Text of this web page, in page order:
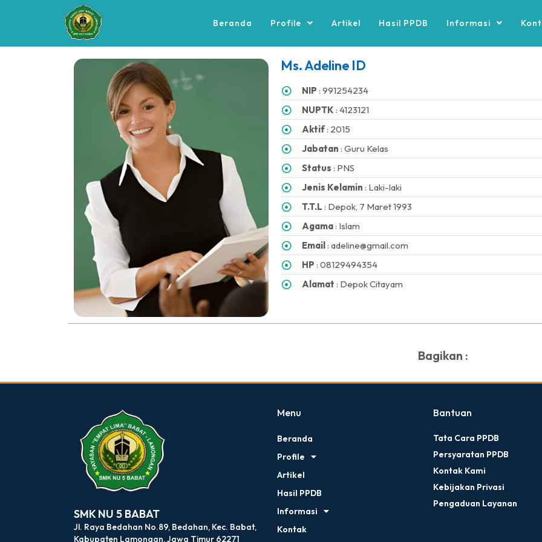
Beranda Profile Artikel Hasil PPDB Informasi
Ms. Adeline ID
NIP : 991254234
NUPTK : 4123121
Aktif: 2015
Jabatan : Guru Kelas
Status : PNS
Jenis Kelamin : Laki-laki
T.T.L : Depok, 7 Maret 1993
Agama: Islam
Email: adeline@gmail.com
HP : 08129494354
Alamat : Depok Citayam
Bagikan :
SMK NU 5 BABAT
Jl. Raya Bedahan No.89, Bedahan, Kec. Babat,
Kabupaten Lamongan, Jawa Timur 62271
Menu
Beranda
Profile
Artikel
Hasil PPDB
Informasi
Kontak
Bantuan
Tata Cara PPDB
Persyaratan PPDB
Kontak Kami
Kebijakan Privasi
Pengaduan Layanan